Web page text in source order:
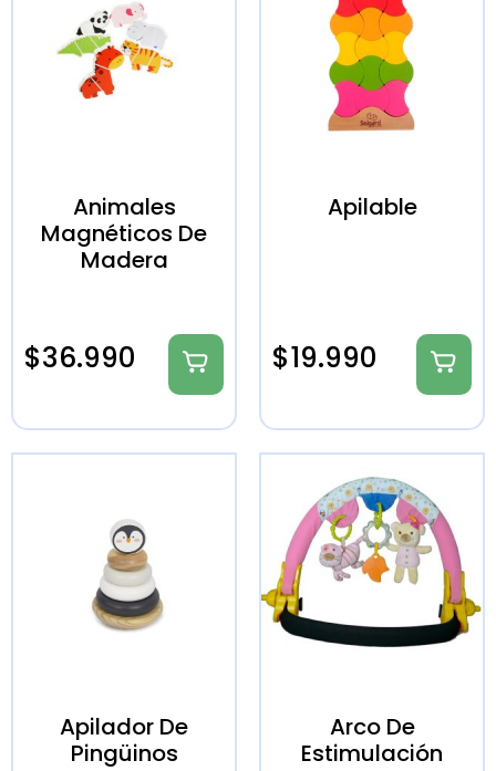
Animales
Magnéticos De
Madera
$36.990
Apilable
$19.990
Apilador De
Pingüinos
Arco De
Estimulación